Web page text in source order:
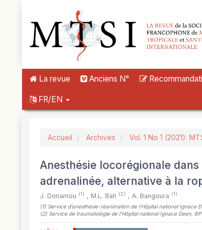
##plugins.themes.novelty.accessible_menu.sidebar##
La revue Anciens N°
FR/EN
Accueil Archives Vol. 1 No 1 (2021):
Anesthésie locorégionale
adrenalinée, alternative à la
J. Donamou (1) , M.L. Bah (2) , A. Bangoura (1)
(1) Service d’anesthésie-réanimation de l’Hôpital national Ignace
(2) Service de traumatologie de l’Hôpital national Ignace Deen,